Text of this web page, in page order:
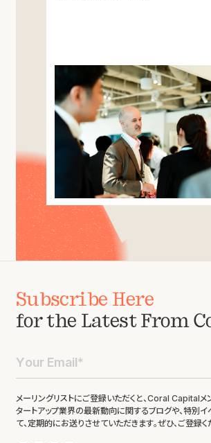
Subscribe Here
for the Latest From
メーリングリストにご登録いただくと、Coral Capital
タートアップ業界の最新動向に関するブログや、特別
て、定期的にお送りさせていただきます。ぜひ、ご登録く